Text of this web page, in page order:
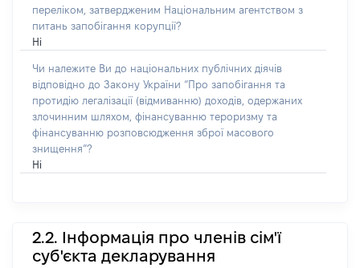
переліком, затвердженим Національним агентством з
питань запобігання корупції?
Ні
Чи належите Ви до національних публічних діячів
відповідно до Закону України “Про запобігання та
протидію легалізації (відмиванню) доходів, одержаних
злочинним шляхом, фінансуванню тероризму та
фінансуванню розповсюдження зброї масового
знищення”?
Ні
2.2. Інформація про членів сім'ї
суб'єкта декларування